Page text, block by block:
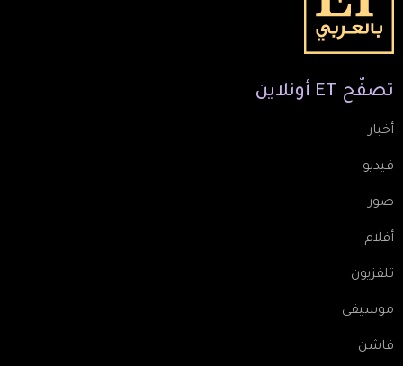
تصفّح ET أونلاين
أخبار
فيديو
صور
أفلام
تلفزيون
موسيقى
فاشن